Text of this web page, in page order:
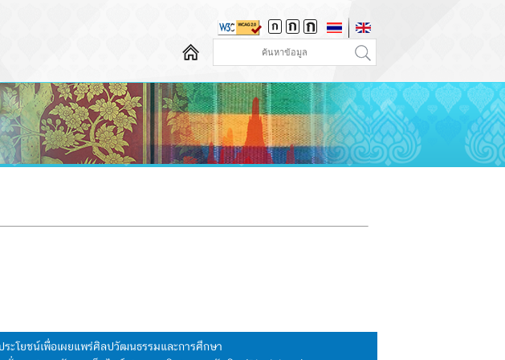
ะโยชน์เพื่อเผยแพร่ศิลปวัฒนธรรมและการศึกษา